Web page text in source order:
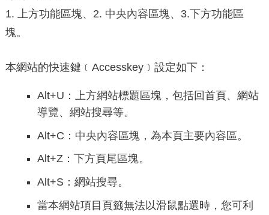
1. 上方功能區塊、2. 中央內容區塊、3.下方功能區
塊。
本網站的快速鍵﹝Accesskey﹞設定如下：
Alt+U：上方網站標題區塊，包括回首頁、網站
導覽、網站搜尋等。
Alt+C：中央內容區塊，為本頁主要內容區。
Alt+Z：下方頁尾區塊。
Alt+S：網站搜尋。
當本網站項目頁籤無法以滑鼠點選時，您可利